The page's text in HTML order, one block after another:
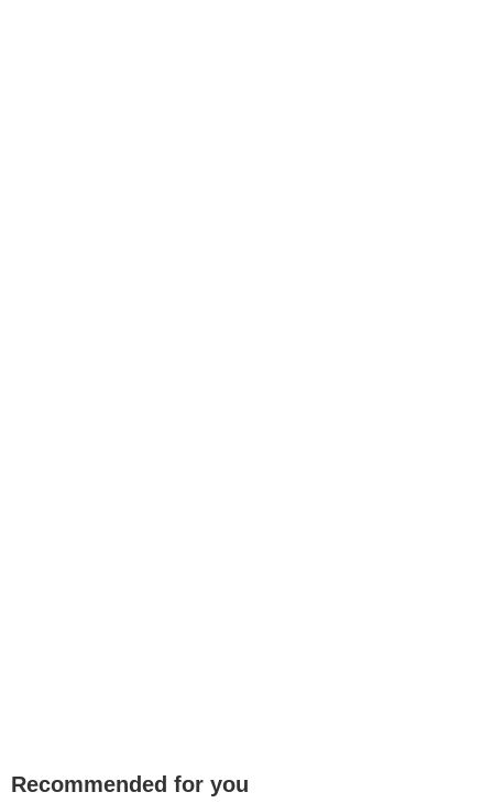
Recommended for you